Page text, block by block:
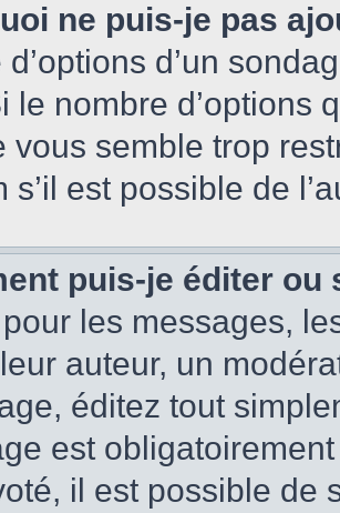
ne puis-je pas
d’un
le nombre d’options
vous semble trop
s’il est possible de
puis-je éditer ou
les messages,
auteur, un
éditez tout
est
il est possible de